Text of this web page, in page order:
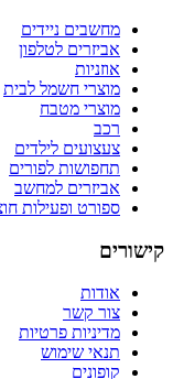
מחשבים ניידים
אביזרים לטלפון
אוזניות
מוצרי חשמל לבית
מוצרי מטבח
רכב
צעצועים לילדים
תחפושות לפורים
אביזרים למחשב
ספורט ופעילות
קישורים
אודות
צור קשר
מדיניות פרטיות
תנאי שימוש
קופונים